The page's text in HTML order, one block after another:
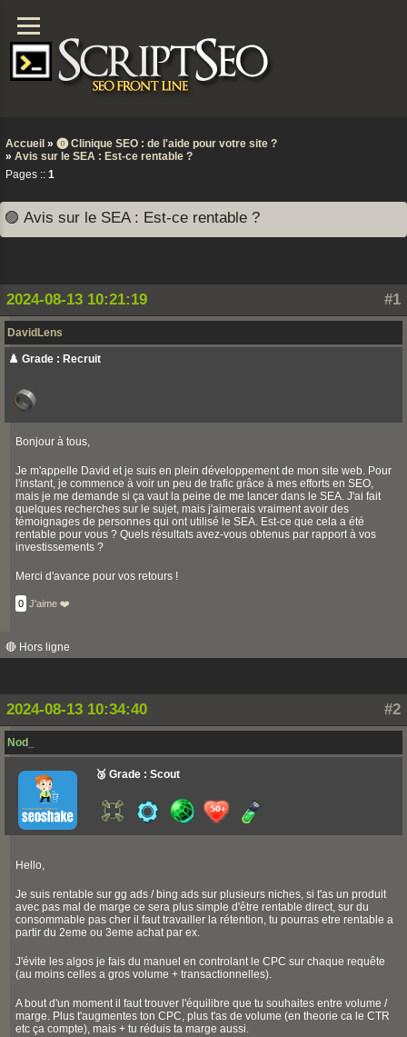
Accueil » ⓿ Clinique SEO : de l'aide pour votre site ?
» Avis sur le SEA : Est-ce rentable ?
Pages :: 1
🟣 Avis sur le SEA : Est-ce rentable ?
#1
2024-08-13 10:21:19
DavidLens
♟️ Grade : Recruit
Bonjour à tous,
Je m'appelle David et je suis en plein développement de mon site web. Pour
l'instant, je commence à voir un peu de trafic grâce à mes efforts en SEO,
mais je me demande si ça vaut la peine de me lancer dans le SEA. J'ai fait
quelques recherches sur le sujet, mais j'aimerais vraiment avoir des
témoignages de personnes qui ont utilisé le SEA. Est-ce que cela a été
rentable pour vous ? Quels résultats avez-vous obtenus par rapport à vos
investissements ?
Merci d'avance pour vos retours !
0 J'aime ❤️
🔴 Hors ligne
#2
2024-08-13 10:34:40
Nod_
🥉 Grade : Scout
Hello,
Je suis rentable sur gg ads / bing ads sur plusieurs niches, si t'as un produit
avec pas mal de marge ce sera plus simple d'être rentable direct, sur du
consommable pas cher il faut travailler la rétention, tu pourras etre rentable a
partir du 2eme ou 3eme achat par ex.
J'évite les algos je fais du manuel en controlant le CPC sur chaque requête
(au moins celles a gros volume + transactionnelles).
A bout d'un moment il faut trouver l'équilibre que tu souhaites entre volume /
marge. Plus t'augmentes ton CPC, plus t'as de volume (en theorie ca le CTR
etc ça compte), mais + tu réduis ta marge aussi.